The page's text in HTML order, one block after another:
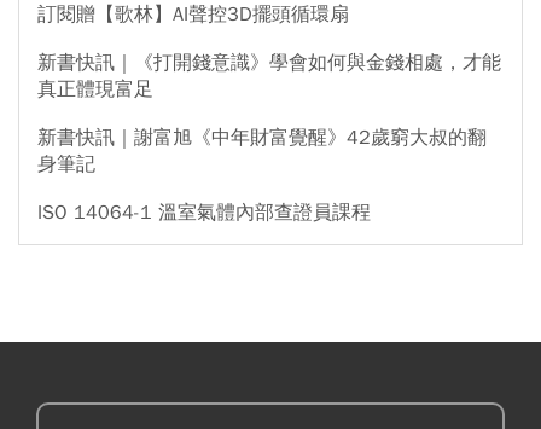
訂閱贈【歌林】AI聲控3D擺頭循環扇
新書快訊｜《打開錢意識》學會如何與金錢相處，才能
真正體現富足
新書快訊｜謝富旭《中年財富覺醒》42歲窮大叔的翻
身筆記
ISO 14064-1 溫室氣體內部查證員課程